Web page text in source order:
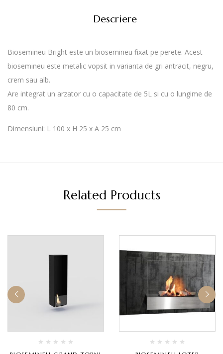
Descriere
Biosemineu Bright este un biosemineu fixat pe perete. Acest
biosemineu este metalic vopsit in varianta de gri antracit, negru,
crem sau alb.
Are integrat un arzator cu o capacitate de 5L si cu o lungime de
80 cm.
Dimensiuni: L 100 x H 25 x A 25 cm
Related Products